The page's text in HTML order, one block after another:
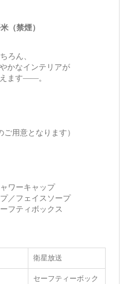
（禁煙）
ろん、
かなインテリアが
ます――。
ご用意となります）
ワーキャップ
／フェイスソープ
フティボックス
衛星放送
セーフティーボック